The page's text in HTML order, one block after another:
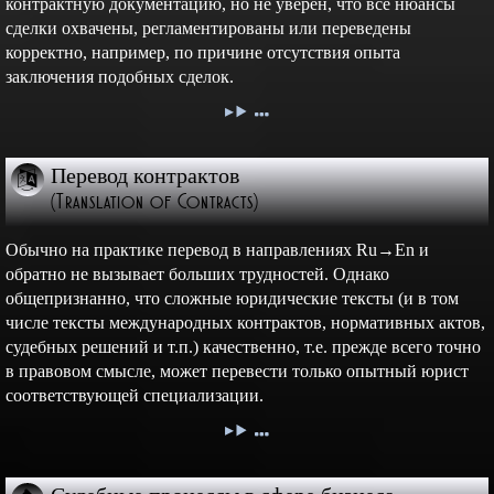
контрактную документацию, но не уверен, что все нюансы
сделки охвачены, регламентированы или переведены
корректно, например, по причине отсутствия опыта
заключения подобных сделок.
Перевод контрактов
(Translation of Contracts)
Обычно на практике перевод в направлениях Ru→En и
обратно не вызывает больших трудностей. Однако
общепризнанно, что сложные юридические тексты (и в том
числе тексты международных контрактов, нормативных актов,
судебных решений и т.п.) качественно, т.е. прежде всего точно
в правовом смысле, может перевести только опытный юрист
соответствующей специализации.